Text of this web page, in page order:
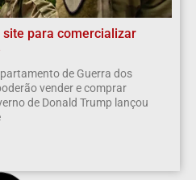
para comercializar
de Guerra dos
vender e comprar
de Donald Trump lançou